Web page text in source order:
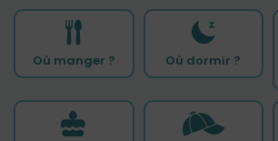
Où manger ? Où dormir ?